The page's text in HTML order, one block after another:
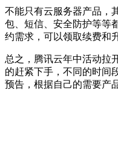
不能只有云服务器产品，
包、短信、安全防护等等
约需求，可以领取续费和
总之，腾讯云年中活动拉
的赶紧下手，不同的时间
预告，根据自己的需要产